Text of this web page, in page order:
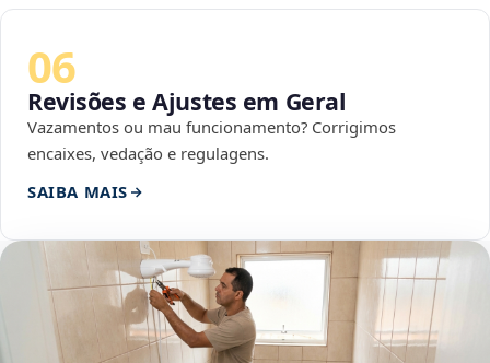
06
Revisões e Ajustes em Geral
Vazamentos ou mau funcionamento? Corrigimos
encaixes, vedação e regulagens.
SAIBA MAIS